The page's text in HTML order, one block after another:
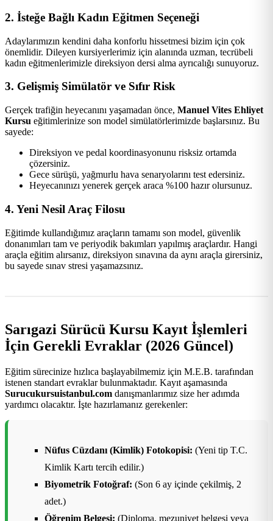
2. İsteğe Bağlı Kadın Eğitmen Seçeneği
Adaylarımızın kendini daha konforlu hissetmesi bizim için çok
önemlidir. Dileyen kursiyerlerimiz için alanında uzman, tecrübeli
kadın eğitmenlerimizle direksiyon dersi alma ayrıcalığı sunuyoruz.
3. Gelişmiş Simülatör ve Sıfır Risk
Gerçek trafiğin heyecanını yaşamadan önce, Manuel Vites Ehliyet
Kursu eğitimlerinize son model simülatörlerimizde başlarsınız. Bu
sayede:
Direksiyon ve pedal koordinasyonunu risksiz ortamda
çözersiniz.
Gece sürüşü, yağmurlu hava senaryolarını test edersiniz.
Heyecanınızı yenerek gerçek araca %100 hazır olursunuz.
4. Yeni Nesil Araç Filosu
Eğitimde kullandığımız araçların tamamı son model, güvenlik
donanımları tam ve periyodik bakımları yapılmış araçlardır. Hangi
araçla eğitim alırsanız, direksiyon sınavına da aynı araçla girersiniz,
bu sayede sınav stresi yaşamazsınız.
Sarıgazi Sürücü Kursu Kayıt İşlemleri
İçin Gerekli Evraklar (2026 Güncel)
Eğitim sürecinize hızlıca başlayabilmemiz için M.E.B. tarafından
istenen standart evraklar bulunmaktadır. Kayıt aşamasında
Surucukursuistanbul.com danışmanlarımız size her adımda
yardımcı olacaktır. İşte hazırlamanız gerekenler:
Nüfus Cüzdanı (Kimlik) Fotokopisi: (Yeni tip T.C.
Kimlik Kartı tercih edilir.)
Biyometrik Fotoğraf: (Son 6 ay içinde çekilmiş, 2
adet.)
Öğrenim Belgesi: (Diploma, mezuniyet belgesi veya